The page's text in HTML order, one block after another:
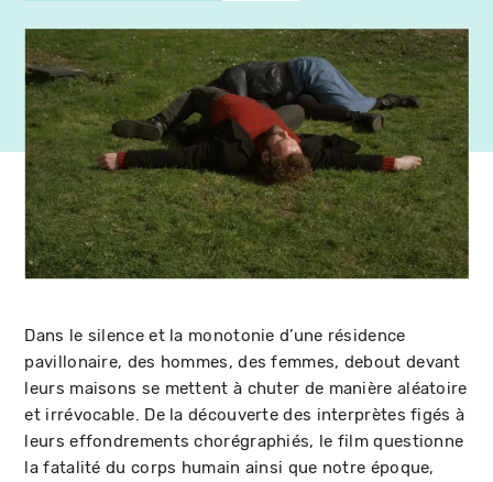
Dans le silence et la monotonie d’une résidence
pavillonaire, des hommes, des femmes, debout devant
leurs maisons se mettent à chuter de manière aléatoire
et irrévocable. De la découverte des interprètes figés à
leurs effondrements chorégraphiés, le film questionne
la fatalité du corps humain ainsi que notre époque,